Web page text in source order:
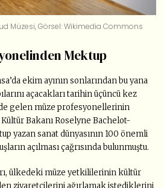
Müzesi, Görsel: Wikimedia Commons
Mektup
ekim ayının sonlarından bu yana
açacakları tarihin üçüncü kez
gelen müze profesyonellerinin
Bakanı Roselyne Bachelot-
yazan sanat dünyasının 100 önemli
açılması çağrısında bulunmuştu.
ülkedeki müze yetkililerinin kültür